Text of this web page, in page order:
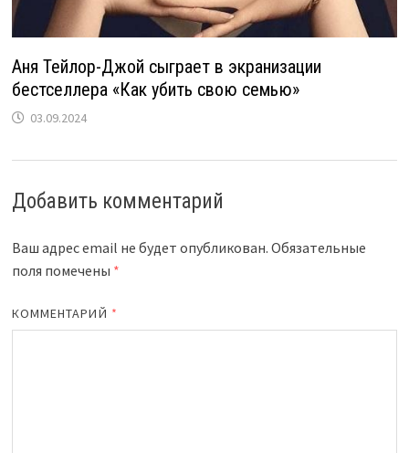
Аня Тейлор-Джой сыграет в экранизации
бестселлера «Как убить свою семью»
03.09.2024
Добавить комментарий
Ваш адрес email не будет опубликован. Обязательные
поля помечены *
КОММЕНТАРИЙ *